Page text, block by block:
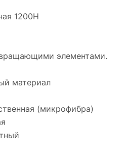
1200Н
элементами.
материал
(микрофибра)